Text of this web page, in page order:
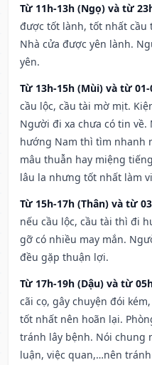
Từ 11h-13h (Ngọ) và từ
được tốt lành, tốt nhất cầu
Nhà cửa được yên lành.
yên.
Từ 13h-15h (Mùi) và từ
cầu lộc, cầu tài mờ mịt.
Người đi xa chưa có tin
hướng Nam thì tìm nhanh
mâu thuẫn hay miệng
lâu la nhưng tốt nhất làm
Từ 15h-17h (Thân) và từ
nếu cầu lộc, cầu tài thì đi
gỡ có nhiều may mắn.
đều gặp thuận lợi.
Từ 17h-19h (Dậu) và từ
cãi cọ, gây chuyện đói
tốt nhất nên hoãn lại.
tránh lây bệnh. Nói chung
luận, việc quan,…nên